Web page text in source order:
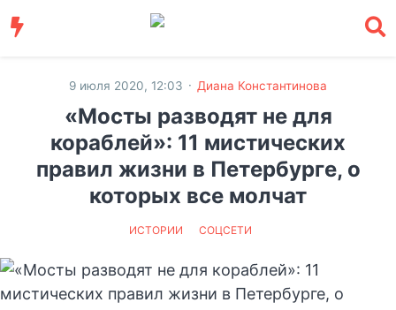
9 июля 2020, 12:03 · Диана Константинова
«Мосты разводят не для
кораблей»: 11 мистических
правил жизни в Петербурге, о
которых все молчат
ИСТОРИИ СОЦСЕТИ